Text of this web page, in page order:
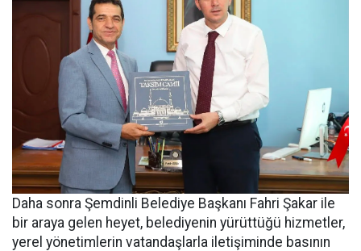
Daha sonra Şemdinli Belediye Başkanı Fahri Şakar ile
bir araya gelen heyet, belediyenin yürüttüğü hizmetler,
yerel yönetimlerin vatandaşlarla iletişiminde basının